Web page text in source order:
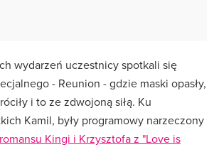
wydarzeń uczestnicy spotkali się
- Reunion - gdzie maski opasły,
i to ze zdwojoną siłą. Ku
Kamil, były programowy narzeczony
Kingi i Krzysztofa z "Love is